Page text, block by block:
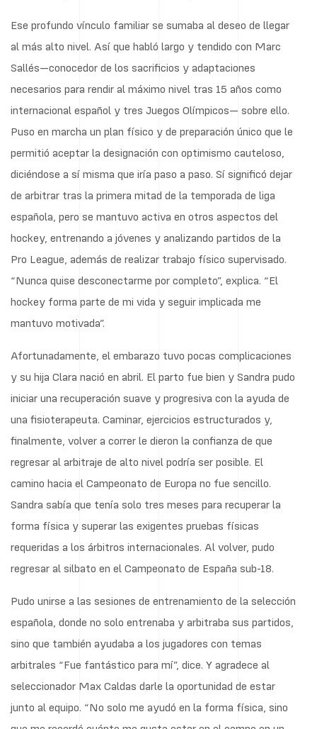
Ese profundo vínculo familiar se sumaba al deseo de llegar
al más alto nivel. Así que habló largo y tendido con Marc
Sallés—conocedor de los sacrificios y adaptaciones
necesarios para rendir al máximo nivel tras 15 años como
internacional español y tres Juegos Olímpicos— sobre ello.
Puso en marcha un plan físico y de preparación único que le
permitió aceptar la designación con optimismo cauteloso,
diciéndose a sí misma que iría paso a paso. Sí significó dejar
de arbitrar tras la primera mitad de la temporada de liga
española, pero se mantuvo activa en otros aspectos del
hockey, entrenando a jóvenes y analizando partidos de la
Pro League, además de realizar trabajo físico supervisado.
“Nunca quise desconectarme por completo”, explica. “El
hockey forma parte de mi vida y seguir implicada me
mantuvo motivada”.
Afortunadamente, el embarazo tuvo pocas complicaciones
y su hija Clara nació en abril. El parto fue bien y Sandra pudo
iniciar una recuperación suave y progresiva con la ayuda de
una fisioterapeuta. Caminar, ejercicios estructurados y,
finalmente, volver a correr le dieron la confianza de que
regresar al arbitraje de alto nivel podría ser posible. El
camino hacia el Campeonato de Europa no fue sencillo.
Sandra sabía que tenía solo tres meses para recuperar la
forma física y superar las exigentes pruebas físicas
requeridas a los árbitros internacionales. Al volver, pudo
regresar al silbato en el Campeonato de España sub-18.
Pudo unirse a las sesiones de entrenamiento de la selección
española, donde no solo entrenaba y arbitraba sus partidos,
sino que también ayudaba a los jugadores con temas
arbitrales “Fue fantástico para mí”, dice. Y agradece al
seleccionador Max Caldas darle la oportunidad de estar
junto al equipo. “No solo me ayudó en la forma física, sino